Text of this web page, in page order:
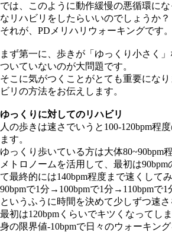
では、このように動作緩慢の悪循環に
なリハビリをしたらいいのでしょうか？
それが、PDメリハリウォーキングです。
まず第一に、歩きが「ゆっくり小さく
ついていないのが大問題です。
そこに気がつくことがとても重要にな
ビリの方法をお伝えします。
ゆっくりに対してのリハビリ
人の歩きは速さでいうと100-120bpm程
ます。
ゆっくり歩いている方は大体80~90bpm
メトロノームを活用して、最初は
て最終的には140bpm程度まで速くしてみ
90bpmで1分→100bpmで1分→110bpmで1
というふうに時間を決めて少しずつ速さ
最初は120bpmくらいでキツくなってし
身の限界値-10bpmで日々のウォーキング